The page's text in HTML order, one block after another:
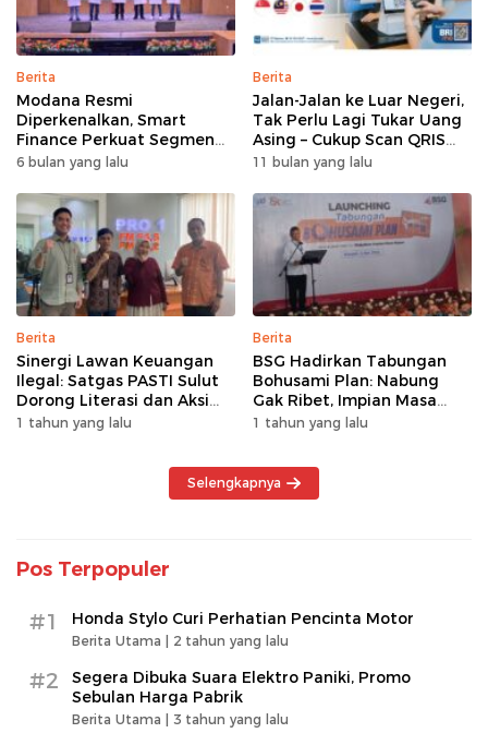
Berita
Modana Resmi
Diperkenalkan, Smart
Finance Perkuat Segmen
Pembiayaan Multiguna
6 bulan yang lalu
Berita
Jalan-Jalan ke Luar Negeri,
Tak Perlu Lagi Tukar Uang
Asing – Cukup Scan QRIS
Pakai BRImo
11 bulan yang lalu
Berita
Sinergi Lawan Keuangan
Ilegal: Satgas PASTI Sulut
Dorong Literasi dan Aksi
Kolektif Masyarakat
1 tahun yang lalu
Berita
BSG Hadirkan Tabungan
Bohusami Plan: Nabung
Gak Ribet, Impian Masa
Depan Makin Dekat!
1 tahun yang lalu
Selengkapnya
Pos Terpopuler
#1 Honda Stylo Curi Perhatian Pencinta Motor
Berita Utama | 2 tahun yang lalu
#2
Segera Dibuka Suara Elektro Paniki, Promo
Sebulan Harga Pabrik
Berita Utama | 3 tahun yang lalu